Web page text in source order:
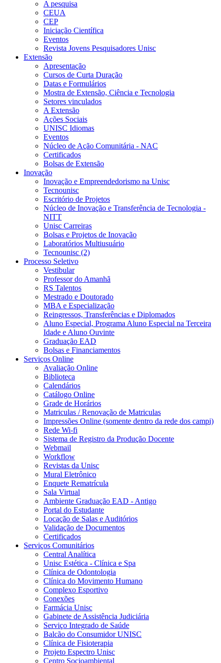
A pesquisa
CEUA
CEP
Iniciação Científica
Eventos
Revista Jovens Pesquisadores Unisc
Extensão
Apresentação
Cursos de Curta Duração
Datas e Formulários
Mostra de Extensão, Ciência e Tecnologia
Setores vinculados
A Extensão
Ações Sociais
UNISC Idiomas
Eventos
Núcleo de Ação Comunitária - NAC
Certificados
Bolsas de Extensão
Inovação
Inovação e Empreendedorismo na Unisc
Tecnounisc
Escritório de Projetos
Núcleo de Inovação e Transferência de Tecnologia -
NITT
Unisc Carreiras
Bolsas e Projetos de Inovação
Laboratórios Multiusuário
Tecnounisc (2)
Processo Seletivo
Vestibular
Professor do Amanhã
RS Talentos
Mestrado e Doutorado
MBA e Especialização
Reingressos, Transferências e Diplomados
Aluno Especial, Programa Aluno Especial na Terceira
Idade e Aluno Ouvinte
Graduação EAD
Bolsas e Financiamentos
Serviços Online
Avaliação Online
Biblioteca
Calendários
Catálogo Online
Grade de Horários
Matriculas / Renovação de Matriculas
Impressões Online (somente dentro da rede dos campi)
Rede Wi-fi
Sistema de Registro da Produção Docente
Webmail
Workflow
Revistas da Unisc
Mural Eletrônico
Enquete Rematrícula
Sala Virtual
Ambiente Graduação EAD - Antigo
Portal do Estudante
Locação de Salas e Auditórios
Validação de Documentos
Certificados
Serviços Comunitários
Central Analítica
Unisc Estética - Clínica e Spa
Clínica de Odontologia
Clínica do Movimento Humano
Complexo Esportivo
Conexões
Farmácia Unisc
Gabinete de Assistência Judiciária
Serviço Integrado de Saúde
Balcão do Consumidor UNISC
Clínica de Fisioterapia
Projeto Espectro Unisc
Centro Socioambiental